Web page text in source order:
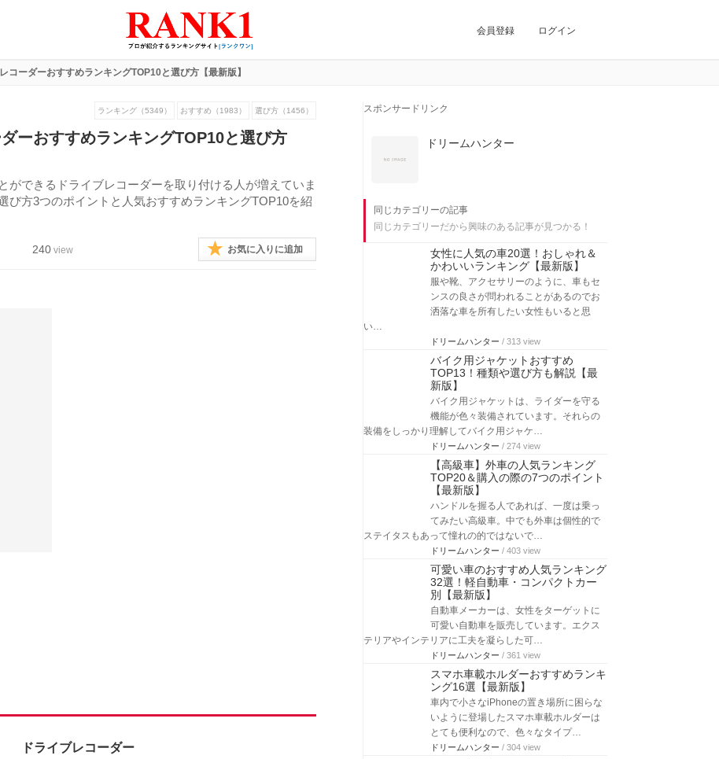
会員登録 ログイン
コーダーおすすめランキングTOP10と選び方【最新版】
ランキング（5349） おすすめ（1983） 選び方（1456）
ーおすすめランキングTOP10と選び方
ができるドライブレコーダーを取り付ける人が増えていま
び方3つのポイントと人気おすすめランキングTOP10を紹
240 view お気に入りに追加
ドライブレコーダー
スポンサードリンク
ドリームハンター
同じカテゴリーの記事
同じカテゴリーだから興味のある記事が見つかる！
女性に人気の車20選！おしゃれ＆
かわいいランキング【最新版】
服や靴、アクセサリーのように、車もセ
ンスの良さが問われることがあるのでお
洒落な車を所有したい女性もいると思
い…
ドリームハンター / 313 view
バイク用ジャケットおすすめ
TOP13！種類や選び方も解説【最
新版】
バイク用ジャケットは、ライダーを守る
機能が色々装備されています。それらの
装備をしっかり理解してバイク用ジャケ…
ドリームハンター / 274 view
【高級車】外車の人気ランキング
TOP20＆購入の際の7つのポイント
【最新版】
ハンドルを握る人であれば、一度は乗っ
てみたい高級車。中でも外車は個性的で
ステイタスもあって憧れの的ではないで…
ドリームハンター / 403 view
可愛い車のおすすめ人気ランキング
32選！軽自動車・コンパクトカー
別【最新版】
自動車メーカーは、女性をターゲットに
可愛い自動車を販売しています。エクス
テリアやインテリアに工夫を凝らした可…
ドリームハンター / 361 view
スマホ車載ホルダーおすすめランキ
ング16選【最新版】
車内で小さなiPhoneの置き場所に困らな
いように登場したスマホ車載ホルダーは
とても便利なので、色々なタイプ…
ドリームハンター / 304 view